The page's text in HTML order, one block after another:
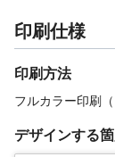
印刷仕様
印刷方法
フルカラー印刷
デザインする